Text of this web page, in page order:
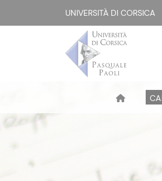
UNIVERSITÀ DI CORSICA